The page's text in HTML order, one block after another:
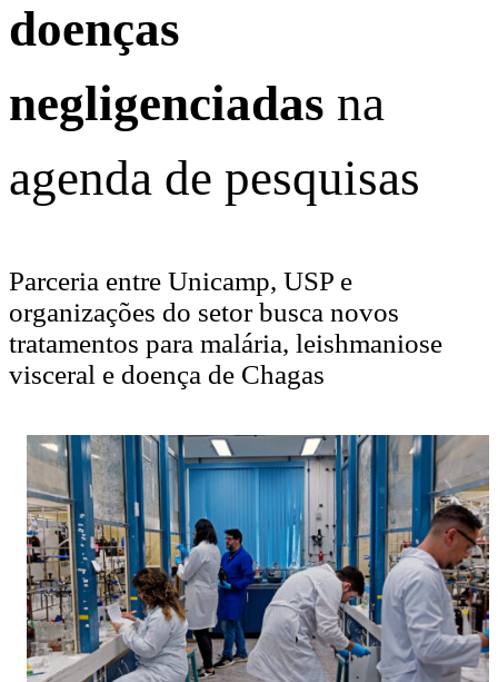
doenças
negligenciadas na
agenda de pesquisas
Parceria entre Unicamp, USP e
organizações do setor busca novos
tratamentos para malária, leishmaniose
visceral e doença de Chagas